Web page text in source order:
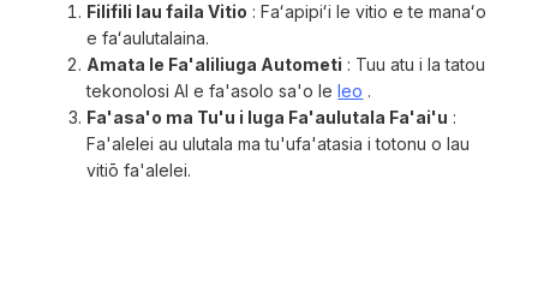
Filifili lau faila Vitio : Faʻapipiʻi le vitio e te manaʻo
e faʻaulutalaina.
Amata le Fa'aliliuga Autometi : Tuu atu i la tatou
tekonolosi AI e fa'asolo sa'o le leo .
Fa'asa'o ma Tu'u i luga Fa'aulutala Fa'ai'u :
Fa'alelei au ulutala ma tu'ufa'atasia i totonu o lau
vitiō fa'alelei.